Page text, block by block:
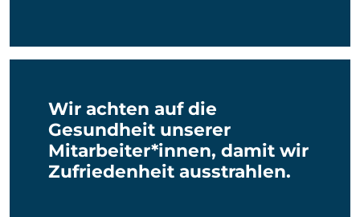
Wir achten auf die
Gesundheit unserer
Mitarbeiter*innen, damit wir
Zufriedenheit ausstrahlen.